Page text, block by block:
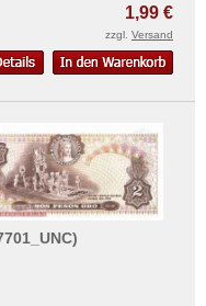
1,99 €
zzgl. Versand